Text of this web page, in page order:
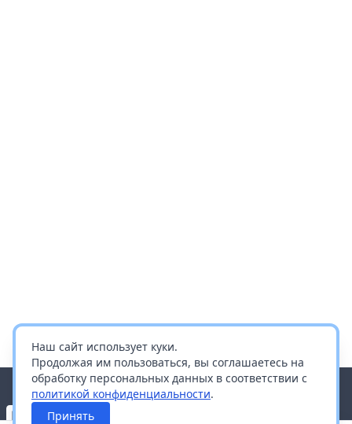
Наш сайт использует куки.
Продолжая им пользоваться, вы соглашаетесь на
обработку персональных данных в соответствии с
политикой конфиденциальности.
Принять